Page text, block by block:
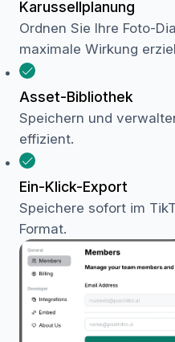
Karussellplanung
Ordnen Sie Ihre Foto-
maximale Wirkung
Asset-Bibliothek
Speichern und
effizient.
Ein-Klick-Export
Speichere sofort im
Format.